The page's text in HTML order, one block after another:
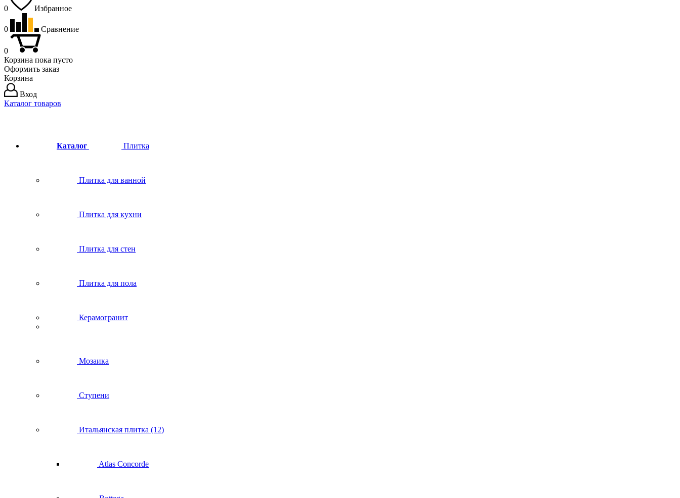
0 Избранное
0 Сравнение
0
Корзина пока пусто
Оформить заказ
Корзина
Вход
Каталог товаров
Каталог Плитка
Плитка для ванной
Плитка для кухни
Плитка для стен
Плитка для пола
Керамогранит
Мозаика
Ступени
Итальянская плитка (12)
Atlas Concorde